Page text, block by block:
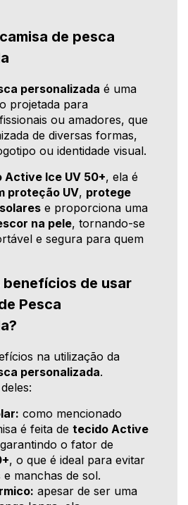
de pesca
personalizada é uma
projetada para
ou amadores, que
de diversas formas,
ou identidade visual.
Active Ice UV 50+, ela é
proteção UV, protege
e proporciona uma
na pele, tornando-se
e segura para quem
benefícios de usar
Pesca
na utilização da
personalizada.
como mencionado
é feita de tecido Active
o fator de
, o que é ideal para evitar
e manchas de sol.
apesar de ser uma